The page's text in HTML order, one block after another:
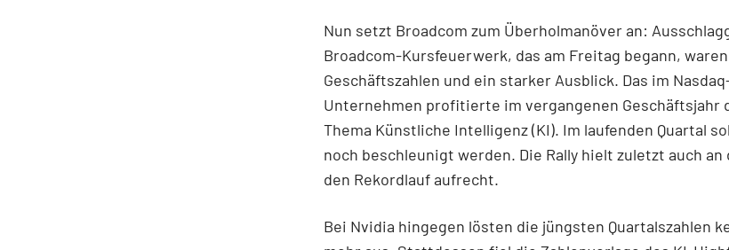
Nun setzt Broadcom zum Überholmanöver an:
Broadcom-Kursfeuerwerk, das am Freitag begann,
Geschäftszahlen und ein starker Ausblick. Das im
Unternehmen profitierte im vergangenen Geschäftsjahr
Thema Künstliche Intelligenz (KI). Im laufenden Quartal
noch beschleunigt werden. Die Rally hielt zuletzt auch an
den Rekordlauf aufrecht.
Bei Nvidia hingegen lösten die jüngsten Quartalszahlen